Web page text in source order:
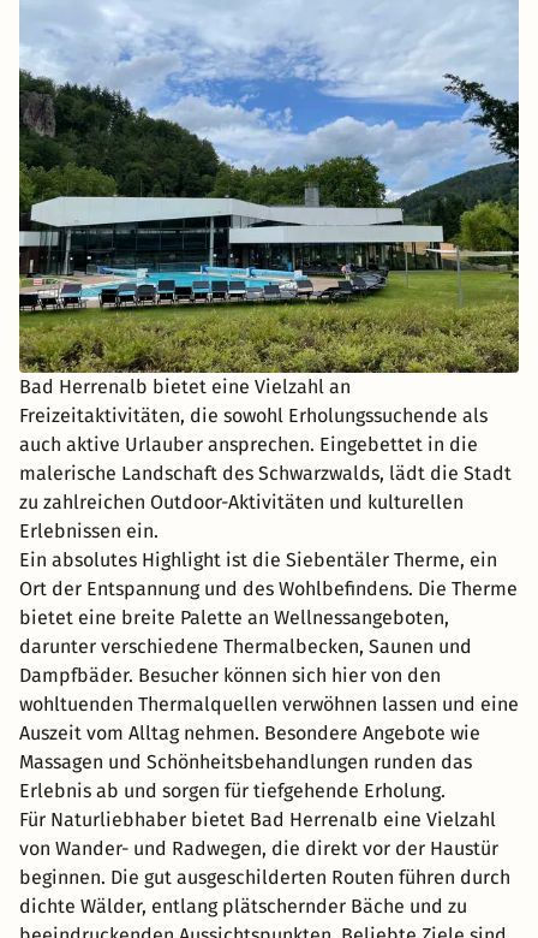
Bad Herrenalb bietet eine Vielzahl an
Freizeitaktivitäten, die sowohl Erholungssuchende als
auch aktive Urlauber ansprechen. Eingebettet in die
malerische Landschaft des Schwarzwalds, lädt die Stadt
zu zahlreichen Outdoor-Aktivitäten und kulturellen
Erlebnissen ein.
Ein absolutes Highlight ist die Siebentäler Therme, ein
Ort der Entspannung und des Wohlbefindens. Die Therme
bietet eine breite Palette an Wellnessangeboten,
darunter verschiedene Thermalbecken, Saunen und
Dampfbäder. Besucher können sich hier von den
wohltuenden Thermalquellen verwöhnen lassen und eine
Auszeit vom Alltag nehmen. Besondere Angebote wie
Massagen und Schönheitsbehandlungen runden das
Erlebnis ab und sorgen für tiefgehende Erholung.
Für Naturliebhaber bietet Bad Herrenalb eine Vielzahl
von Wander- und Radwegen, die direkt vor der Haustür
beginnen. Die gut ausgeschilderten Routen führen durch
dichte Wälder, entlang plätschernder Bäche und zu